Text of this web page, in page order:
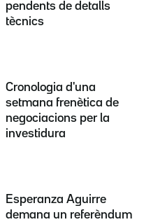
pendents de detalls
tècnics
Cronologia d'una
setmana frenètica de
negociacions per la
investidura
Esperanza Aguirre
demana un referèndum